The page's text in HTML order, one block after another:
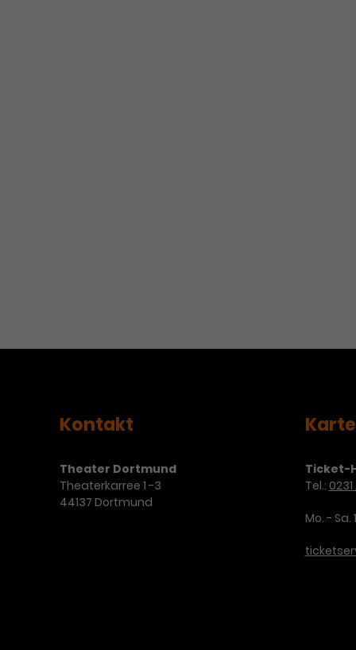
Kontakt
Theater Dortmund
Theaterkarree 1 -3
44137 Dortmund
Ticket-
Tel.:
Mo. - Sa.